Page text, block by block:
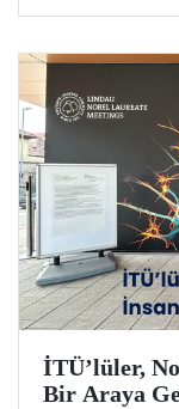
İTÜ’lüler,
Bir Araya